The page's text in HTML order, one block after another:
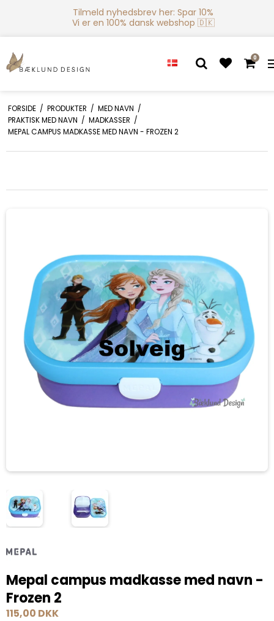
Tilmeld nyhedsbrev her: Spar 10%
Vi er en 100% dansk webshop 🇩🇰
0
FORSIDE / PRODUKTER / MED NAVN /
PRAKTISK MED NAVN / MADKASSER /
MEPAL CAMPUS MADKASSE MED NAVN - FROZEN 2
Mepal campus madkasse med navn -
Frozen 2
115,00 DKK